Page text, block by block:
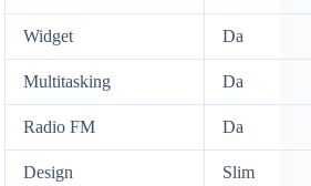
Widget Da
Multitasking Da
Radio FM Da
Design Slim